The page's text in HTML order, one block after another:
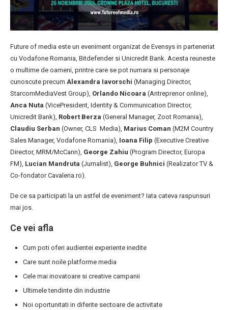
Future of media este un eveniment organizat de Evensys in parteneriat
cu Vodafone Romania, Bitdefender si Unicredit Bank. Acesta reuneste
o multime de oameni, printre care se pot numara si personaje
cunoscute precum Alexandra Iavorschi (Managing Director,
StarcomMediaVest Group), Orlando Nicoara (Antreprenor online),
Anca Nuta (VicePresident, Identity & Communication Director,
Unicredit Bank), Robert Berza (General Manager, Zoot Romania),
Claudiu Serban (Owner, CLS Media), Marius Coman (M2M Country
Sales Manager, Vodafone Romania), Ioana Filip (Executive Creative
Director, MRM/McCann), George Zahiu (Program Director, Europa
FM), Lucian Mandruta (Jurnalist), George Buhnici (Realizator TV &
Co-fondator Cavaleria.ro).
De ce sa participati la un astfel de eveniment? Iata cateva raspunsuri
mai jos.
Ce vei afla
Cum poti oferi audientei experiente inedite
Care sunt noile platforme media
Cele mai inovatoare si creative campanii
Ultimele tendinte din industrie
Noi oportunitati in diferite sectoare de activitate